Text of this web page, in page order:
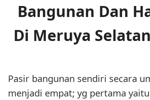
Bangunan Dan
Di Meruya
Pasir bangunan sendiri secara
menjadi empat; yg pertama